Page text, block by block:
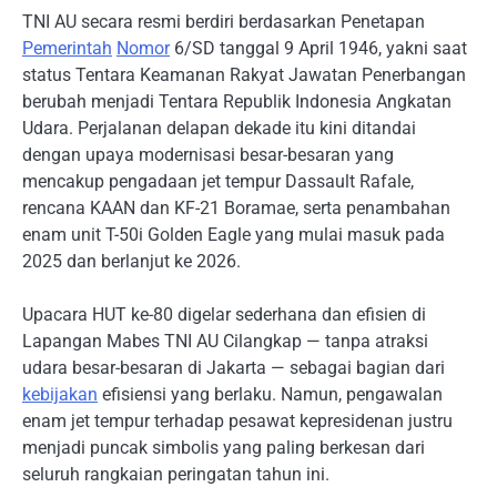
TNI AU secara resmi berdiri berdasarkan Penetapan
Pemerintah Nomor6/SD tanggal 9 April 1946, yakni saat
status Tentara Keamanan Rakyat Jawatan Penerbangan
berubah menjadi Tentara Republik Indonesia Angkatan
Udara. Perjalanan delapan dekade itu kini ditandai
dengan upaya modernisasi besar-besaran yang
mencakup pengadaan jet tempur Dassault Rafale,
rencana KAAN dan KF-21 Boramae, serta penambahan
enam unit T-50i Golden Eagle yang mulai masuk pada
2025 dan berlanjut ke 2026.
Upacara HUT ke-80 digelar sederhana dan efisien di
Lapangan Mabes TNI AU Cilangkap — tanpa atraksi
udara besar-besaran di Jakarta — sebagai bagian dari
kebijakan efisiensi yang berlaku. Namun, pengawalan
enam jet tempur terhadap pesawat kepresidenan justru
menjadi puncak simbolis yang paling berkesan dari
seluruh rangkaian peringatan tahun ini.